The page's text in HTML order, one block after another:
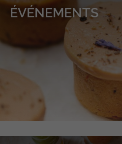
ÉVÉNEMENTS